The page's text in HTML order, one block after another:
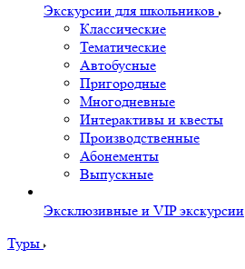
Экскурсии для школьников
Классические
Тематические
Автобусные
Пригородные
Многодневные
Интерактивы и квесты
Производственные
Абонементы
Выпускные
Эксклюзивные и VIP экскурсии
Туры